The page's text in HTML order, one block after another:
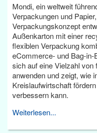
Mondi, ein weltweit
Verpackungen und
Verpackungskonzept
Außenkarton mit einer
flexiblen Verpackung
eCommerce- und Bag-
sich auf eine Vielzahl
anwenden und zeigt, wie
Kreislaufwirtschaft
verbessern kann.
Weiterlesen...